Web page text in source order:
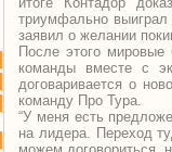
триумфально выиграл
заявил о желании
После этого
команды вместе с
договаривается о
команду Про Тура.
“У меня есть
на лидера. Переход